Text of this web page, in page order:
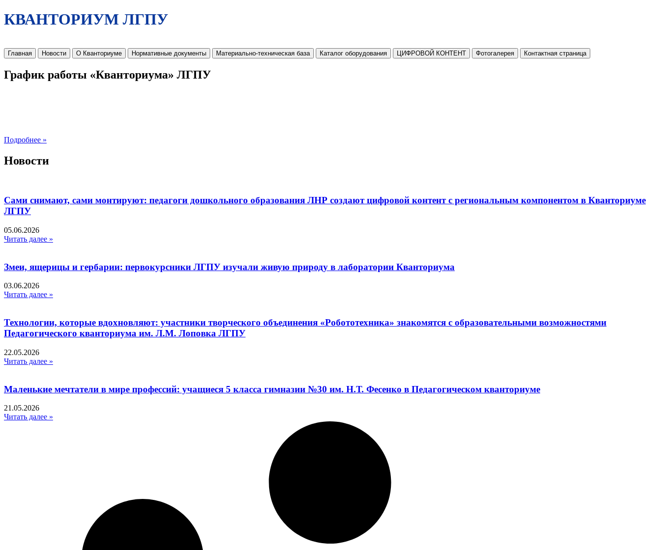
КВАНТОРИУМ ЛГПУ
Главная Новости О Кванториуме Нормативные документы Материально-техническая база Каталог оборудования ЦИФРОВОЙ КОНТЕНТ Фотогалерея Контактная страница
График работы «Кванториума» ЛГПУ
Подробнее »
Новости
Сами снимают, сами монтируют: педагоги дошкольного образования ЛНР создают цифровой контент с региональным компонентом в Кванториуме
ЛГПУ​
05.06.2026
Читать далее »
Змеи, ящерицы и гербарии: первокурсники ЛГПУ изучали живую природу в лаборатории Кванториума
03.06.2026
Читать далее »
Технологии, которые вдохновляют: участники творческого объединения «Робототехника» знакомятся с образовательными возможностями
Педагогического кванториума им. Л.М. Лоповка ЛГПУ
22.05.2026
Читать далее »
Маленькие мечтатели в мире профессий: учащиеся 5 класса гимназии №30 им. Н.Т. Фесенко в Педагогическом кванториуме
21.05.2026
Читать далее »